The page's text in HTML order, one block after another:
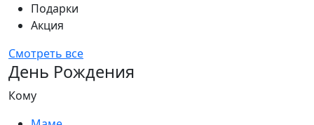
Подарки
Акция
Смотреть все
День Рождения
Кому